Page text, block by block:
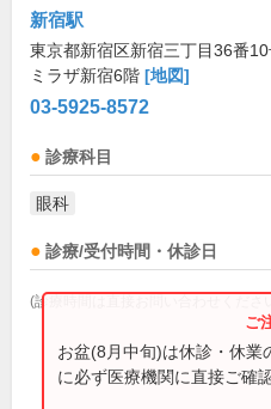
新宿駅
東京都新宿区新宿三丁目36番
ミラザ新宿6階 [地図]
03-5925-8572
診療科目
眼科
診療/受付時間・休診日
(診療時間は直接お問い合わせくださ
お盆(8月中旬)は休診・休業
に必ず医療機関に直接ご確